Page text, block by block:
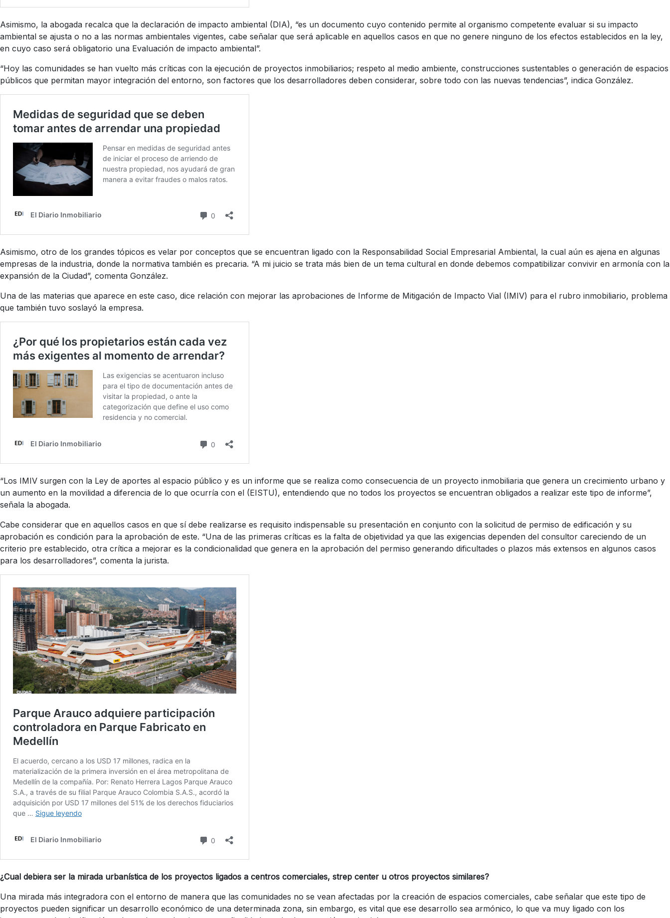
Asimismo, la abogada recalca que la declaración de impacto ambiental (DIA), “es un documento cuyo contenido permite al organismo competente evaluar si su impacto
ambiental se ajusta o no a las normas ambientales vigentes, cabe señalar que será aplicable en aquellos casos en que no genere ninguno de los efectos establecidos en la ley,
en cuyo caso será obligatorio una Evaluación de impacto ambiental”.
“Hoy las comunidades se han vuelto más críticas con la ejecución de proyectos inmobiliarios; respeto al medio ambiente, construcciones sustentables o generación de espacios
públicos que permitan mayor integración del entorno, son factores que los desarrolladores deben considerar, sobre todo con las nuevas tendencias”, indica González.
Asimismo, otro de los grandes tópicos es velar por conceptos que se encuentran ligado con la Responsabilidad Social Empresarial Ambiental, la cual aún es ajena en algunas
empresas de la industria, donde la normativa también es precaria. “A mi juicio se trata más bien de un tema cultural en donde debemos compatibilizar convivir en armonía con la
expansión de la Ciudad”, comenta González.
Una de las materias que aparece en este caso, dice relación con mejorar las aprobaciones de Informe de Mitigación de Impacto Vial (IMIV) para el rubro inmobiliario, problema
que también tuvo soslayó la empresa.
“Los IMIV surgen con la Ley de aportes al espacio público y es un informe que se realiza como consecuencia de un proyecto inmobiliaria que genera un crecimiento urbano y
un aumento en la movilidad a diferencia de lo que ocurría con el (EISTU), entendiendo que no todos los proyectos se encuentran obligados a realizar este tipo de informe”,
señala la abogada.
Cabe considerar que en aquellos casos en que sí debe realizarse es requisito indispensable su presentación en conjunto con la solicitud de permiso de edificación y su
aprobación es condición para la aprobación de este. “Una de las primeras críticas es la falta de objetividad ya que las exigencias dependen del consultor careciendo de un
criterio pre establecido, otra crítica a mejorar es la condicionalidad que genera en la aprobación del permiso generando dificultades o plazos más extensos en algunos casos
para los desarrolladores”, comenta la jurista.
¿Cual debiera ser la mirada urbanística de los proyectos ligados a centros comerciales, strep center u otros proyectos similares?
Una mirada más integradora con el entorno de manera que las comunidades no se vean afectadas por la creación de espacios comerciales, cabe señalar que este tipo de
proyectos pueden significar un desarrollo económico de una determinada zona, sin embargo, es vital que ese desarrollo sea armónico, lo que va muy ligado con los